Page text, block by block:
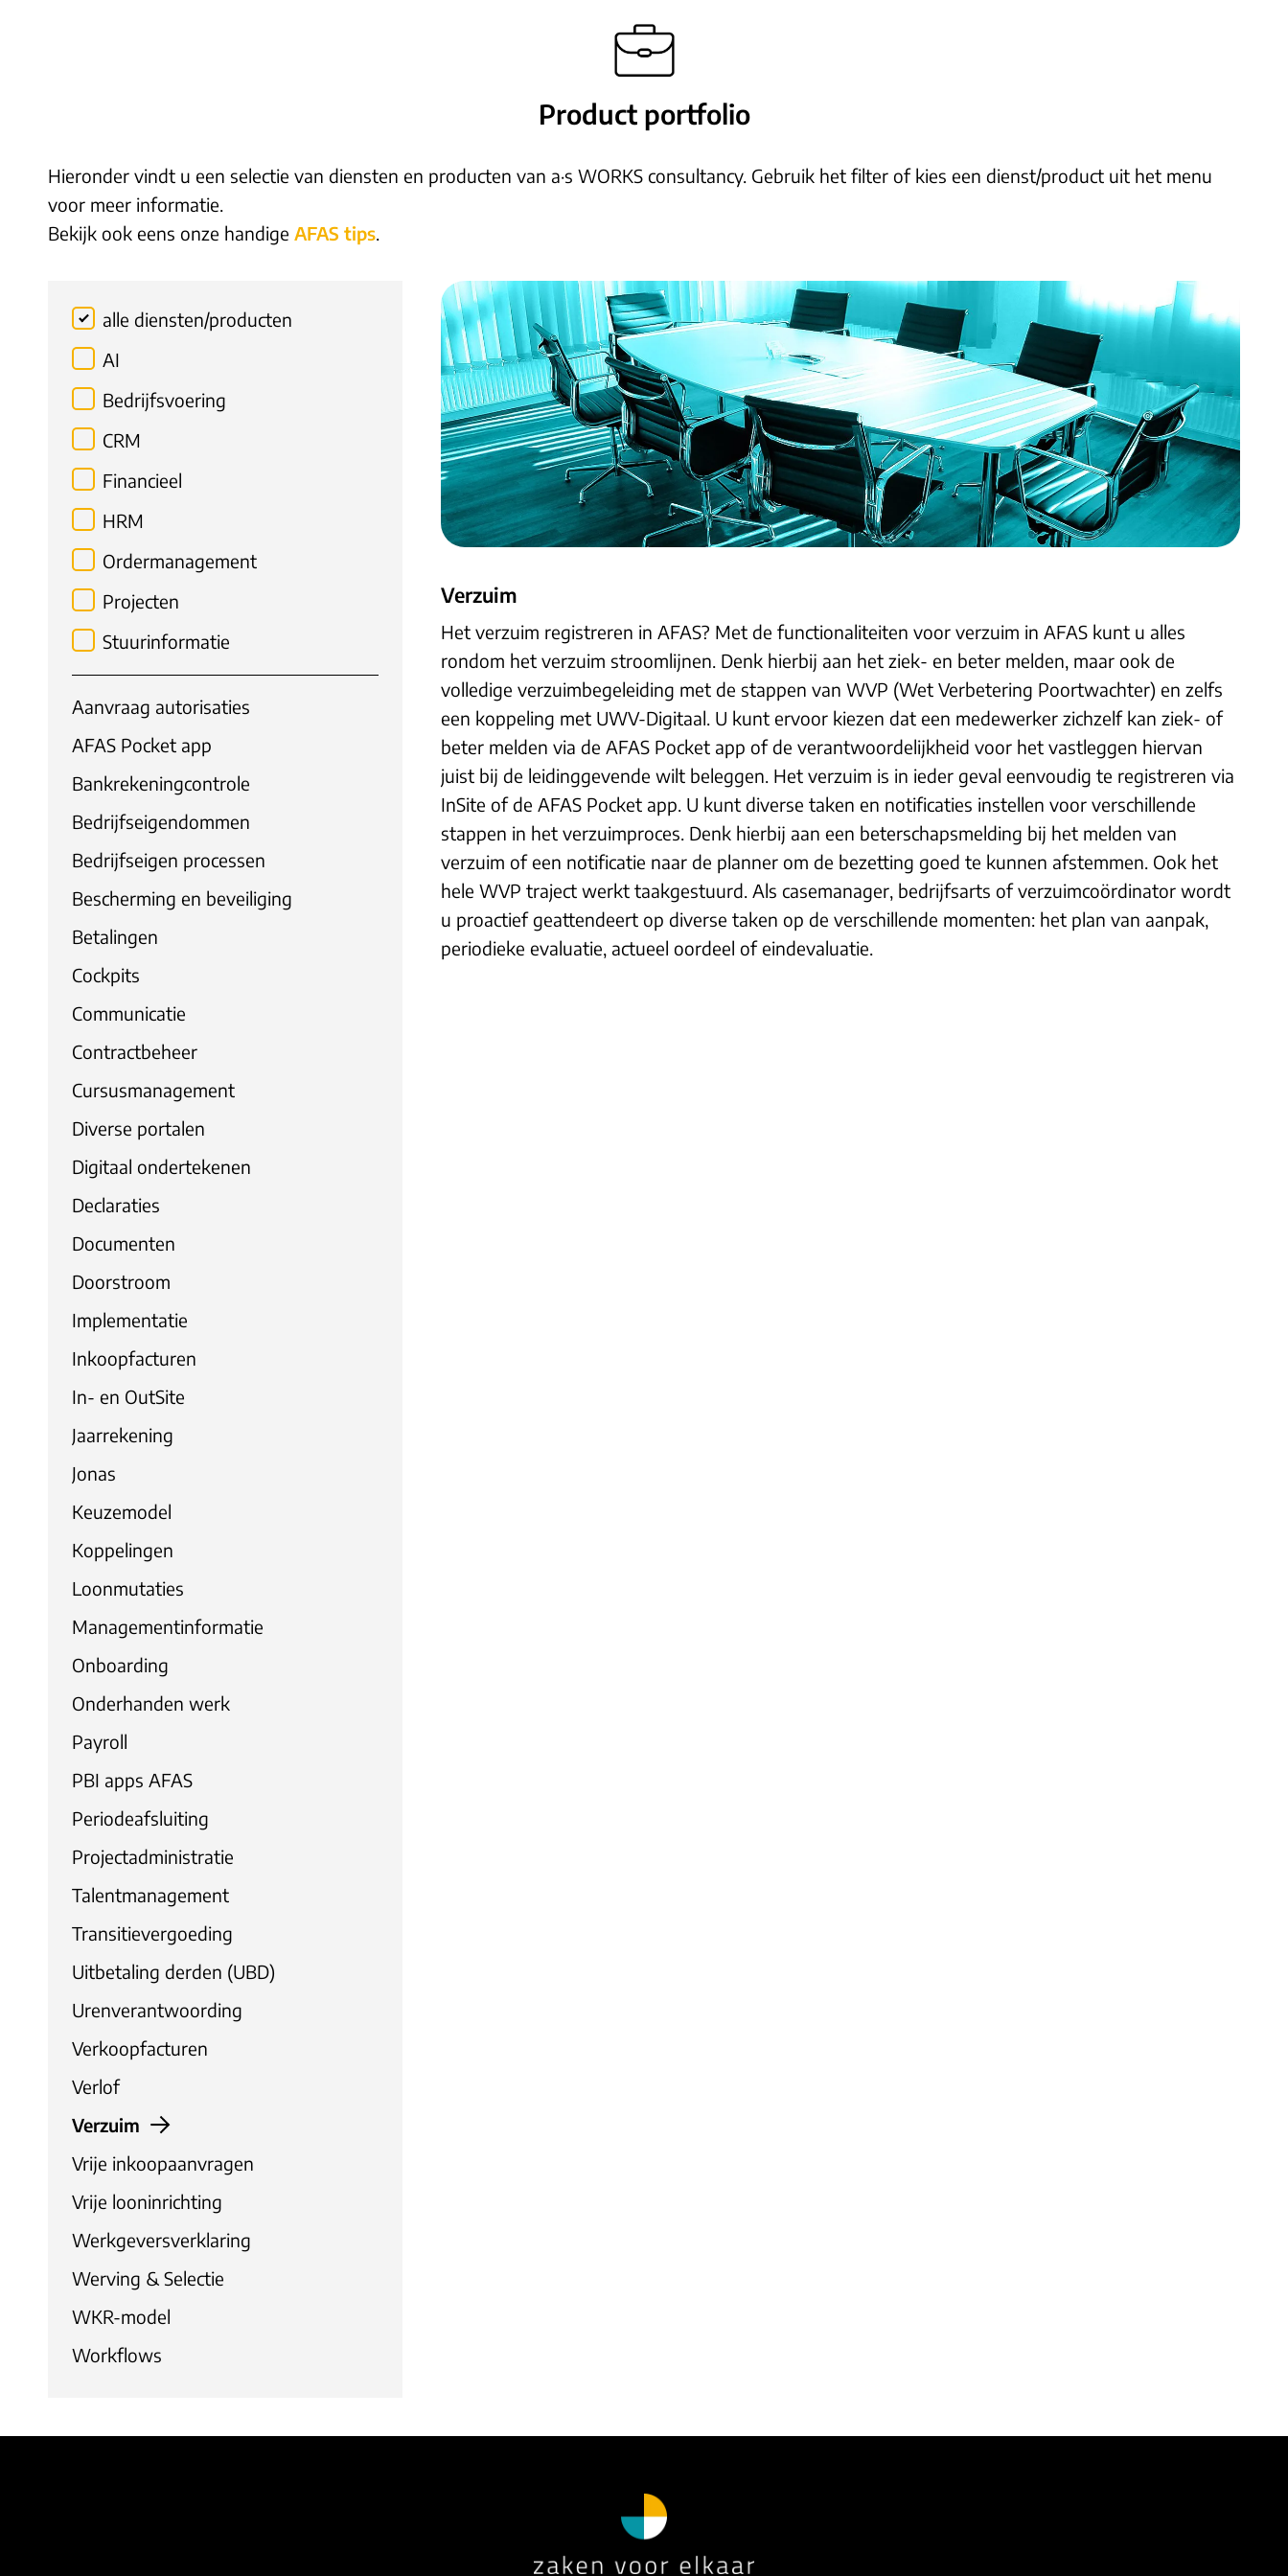
Product portfolio
Hieronder vindt u een selectie van diensten en producten van a·s WORKS consultancy. Gebruik het filter of kies een dienst/product uit het menu
voor meer informatie.
Bekijk ook eens onze handige AFAS tips
alle diensten/producten
AI
Bedrijfsvoering
CRM
Financieel
HRM
Ordermanagement
Projecten
Stuurinformatie
Aanvraag autorisaties
AFAS Pocket app
Bankrekeningcontrole
Bedrijfseigendommen
Bedrijfseigen processen
Bescherming en beveiliging
Betalingen
Cockpits
Communicatie
Contractbeheer
Cursusmanagement
Diverse portalen
Digitaal ondertekenen
Declaraties
Documenten
Doorstroom
Implementatie
Inkoopfacturen
In- en OutSite
Jaarrekening
Jonas
Keuzemodel
Koppelingen
Loonmutaties
Managementinformatie
Onboarding
Onderhanden werk
Payroll
PBI apps AFAS
Periodeafsluiting
Projectadministratie
Talentmanagement
Transitievergoeding
Uitbetaling derden (UBD)
Urenverantwoording
Verkoopfacturen
Verlof
Verzuim
Vrije inkoopaanvragen
Vrije looninrichting
Werkgeversverklaring
Werving & Selectie
WKR-model
Workflows
Verzuim
Het verzuim registreren in AFAS? Met de functionaliteiten voor verzuim in AFAS kunt u alles
rondom het verzuim stroomlijnen. Denk hierbij aan het ziek- en beter melden, maar ook de
volledige verzuimbegeleiding met de stappen van WVP (Wet Verbetering Poortwachter) en zelfs
een koppeling met UWV-Digitaal. U kunt ervoor kiezen dat een medewerker zichzelf kan ziek- of
beter melden via de AFAS Pocket app of de verantwoordelijkheid voor het vastleggen hiervan
juist bij de leidinggevende wilt beleggen. Het verzuim is in ieder geval eenvoudig te registreren via
InSite of de AFAS Pocket app. U kunt diverse taken en notificaties instellen voor verschillende
stappen in het verzuimproces. Denk hierbij aan een beterschapsmelding bij het melden van
verzuim of een notificatie naar de planner om de bezetting goed te kunnen afstemmen. Ook het
hele WVP traject werkt taakgestuurd. Als casemanager, bedrijfsarts of verzuimcoördinator wordt
u proactief geattendeert op diverse taken op de verschillende momenten: het plan van aanpak,
periodieke evaluatie, actueel oordeel of eindevaluatie.